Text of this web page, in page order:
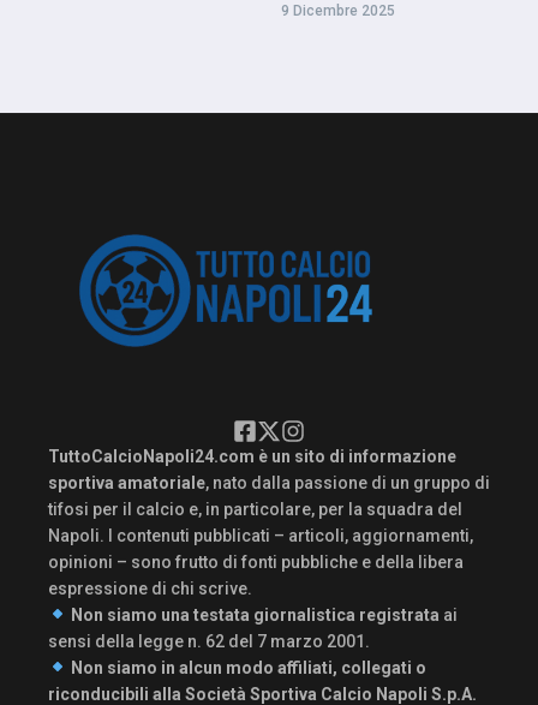
9 Dicembre 2025
TuttoCalcioNapoli24.com è un sito di informazione
sportiva amatoriale, nato dalla passione di un gruppo di
tifosi per il calcio e, in particolare, per la squadra del
Napoli. I contenuti pubblicati – articoli, aggiornamenti,
opinioni – sono frutto di fonti pubbliche e della libera
espressione di chi scrive.
Non siamo una testata giornalistica registrata ai
sensi della legge n. 62 del 7 marzo 2001.
Non siamo in alcun modo affiliati, collegati o
riconducibili alla Società Sportiva Calcio Napoli S.p.A.